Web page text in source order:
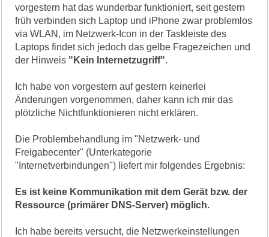
vorgestern hat das wunderbar funktioniert, seit gestern
früh verbinden sich Laptop und iPhone zwar problemlos
via WLAN, im Netzwerk-Icon in der Taskleiste des
Laptops findet sich jedoch das gelbe Fragezeichen und
der Hinweis "Kein Internetzugriff".
Ich habe von vorgestern auf gestern keinerlei
Änderungen vorgenommen, daher kann ich mir das
plötzliche Nichtfunktionieren nicht erklären.
Die Problembehandlung im "Netzwerk- und
Freigabecenter" (Unterkategorie
"Internetverbindungen") liefert mir folgendes Ergebnis:
Es ist keine Kommunikation mit dem Gerät bzw. der
Ressource (primärer DNS-Server) möglich.
Ich habe bereits versucht, die Netzwerkeinstellungen